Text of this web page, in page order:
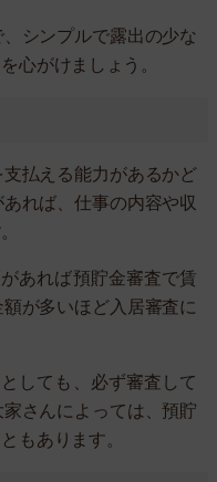
シンプルで露出の少な
心がけましょう。
払える能力があるかど
れば、仕事の内容や収
あれば預貯金審査で賃
が多いほど入居審査に
しても、必ず審査して
さんによっては、預貯
もあります。